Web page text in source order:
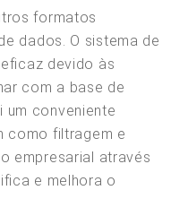
formatos
dados. O sistema de
devido às
com a base de
um conveniente
como filtragem e
empresarial através
e melhora o